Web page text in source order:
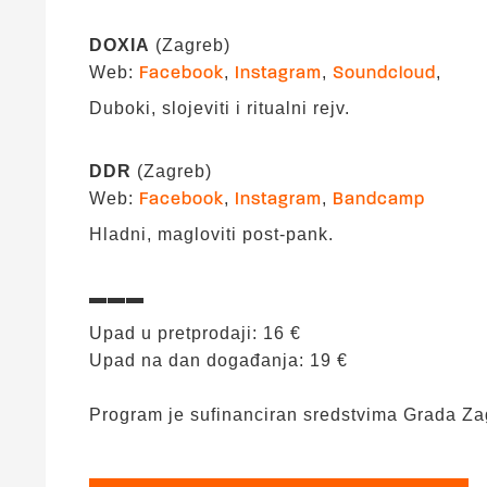
DOXIA (Zagreb)
Web: Facebook, Instagram, Soundcloud,
Duboki, slojeviti i ritualni rejv.
DDR (Zagreb)
Web: Facebook, Instagram, Bandcamp
Hladni, magloviti post-pank.
▬▬▬
Upad u pretprodaji: 16 €
Upad na dan događanja: 19 €
Program je sufinanciran sredstvima Grada